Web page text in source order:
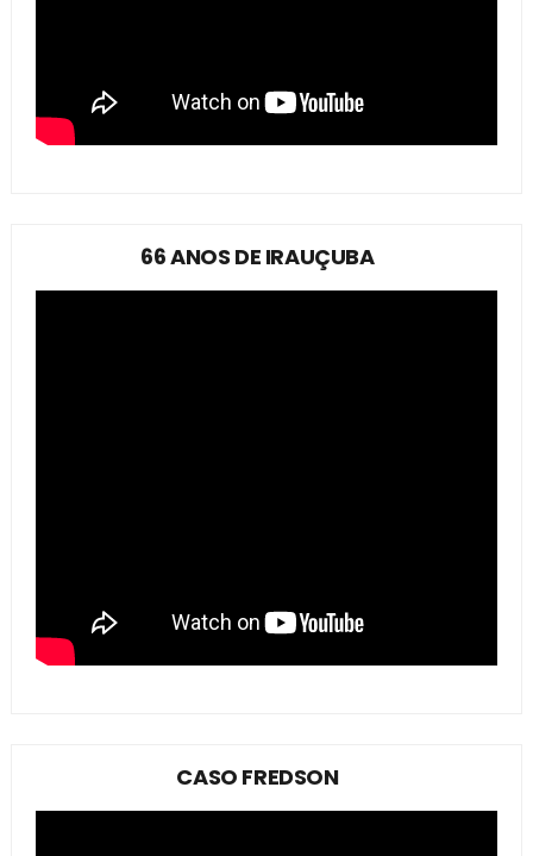
66 ANOS DE IRAUÇUBA
CASO FREDSON